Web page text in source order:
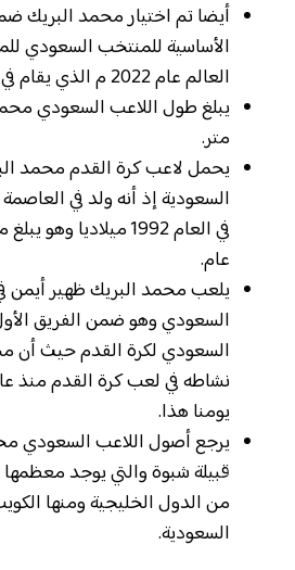
أيضا تم اختيار محمد البريك
الأساسية للمنتخب السعودي
العالم عام 2022 م الذي يقام في قطر.
متر.
يحمل لاعب كرة القدم محمد
السعودية إذ أنه ولد في
في العام 1992 ميلاديا
عام.
يلعب محمد البريك ظهير أيمن
السعودي وهو ضمن الفريق
السعودي لكرة القدم حيث أن
يومنا هذا.
يرجع أصول اللاعب السعودي
قبيلة شبوة والتي يوجد معظمها
من الدول الخليجية ومنها
السعودية.